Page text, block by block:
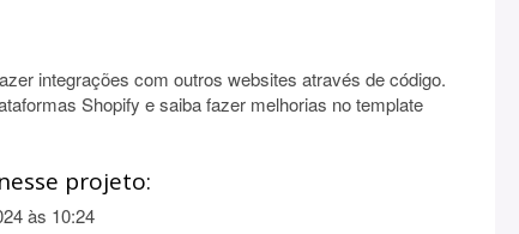
integrações com outros websites através de código.
Shopify e saiba fazer melhorias no template
projeto:
às 10:24